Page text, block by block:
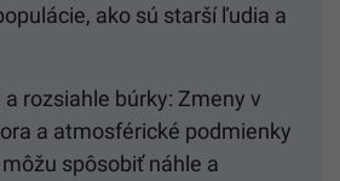
ako sú starší ľudia a
rozsiahle búrky: Zmeny v
a atmosférické podmienky
spôsobiť náhle a